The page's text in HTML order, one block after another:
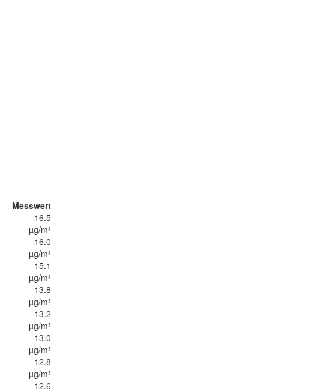
Messwert
16.5
µg/m³
16.0
µg/m³
15.1
µg/m³
13.8
µg/m³
13.2
µg/m³
13.0
µg/m³
12.8
µg/m³
12.6